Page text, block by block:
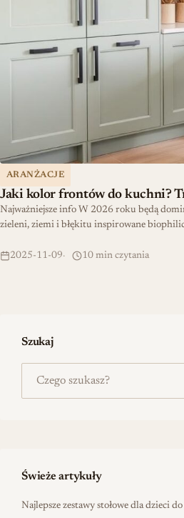
ARANŻACJE
Jaki kolor frontów do kuchni?
Najważniejsze info W 2026 roku będą
zieleni, ziemi i błękitu inspirowane
2025-11-09 10 min czytania
Szukaj
Świeże artykuły
Najlepsze zestawy stołowe dla dzieci